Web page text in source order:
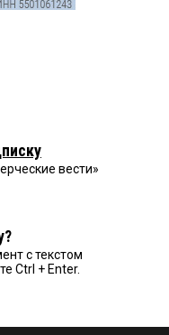
вести»
с текстом
Ctrl + Enter.